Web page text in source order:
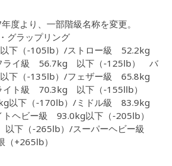
度より、一部階級名称を変更。
グラップリング
下（-105lb）/ストロー級 52.2kg
ライ級 56.7kg 以下（-125lb） バ
下（-135lb）/フェザー級 65.8kg
イト級 70.3kg 以下（-155llb）
以下（-170lb）/ミドル級 83.9kg
トヘビー級 93.0kg以下（-205lb）
下（-265lb）/スーパーヘビー級
+265lb）